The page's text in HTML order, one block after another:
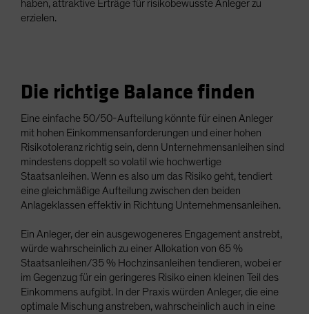
haben, attraktive Erträge für risikobewusste Anleger zu
erzielen.
Die richtige Balance finden
Eine einfache 50/50-Aufteilung könnte für einen Anleger
mit hohen Einkommensanforderungen und einer hohen
Risikotoleranz richtig sein, denn Unternehmensanleihen sind
mindestens doppelt so volatil wie hochwertige
Staatsanleihen. Wenn es also um das Risiko geht, tendiert
eine gleichmäßige Aufteilung zwischen den beiden
Anlageklassen effektiv in Richtung Unternehmensanleihen.
Ein Anleger, der ein ausgewogeneres Engagement anstrebt,
würde wahrscheinlich zu einer Allokation von 65 %
Staatsanleihen/35 % Hochzinsanleihen tendieren, wobei er
im Gegenzug für ein geringeres Risiko einen kleinen Teil des
Einkommens aufgibt. In der Praxis würden Anleger, die eine
optimale Mischung anstreben, wahrscheinlich auch in eine